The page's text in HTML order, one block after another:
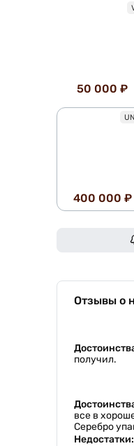
50 000 ₽
400 000 ₽
Отзывы о
получил.
все в
Серебро
Недостатки: